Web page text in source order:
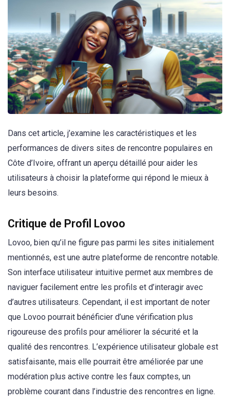
Dans cet article, j’examine les caractéristiques et les
performances de divers sites de rencontre populaires en
Côte d’Ivoire, offrant un aperçu détaillé pour aider les
utilisateurs à choisir la plateforme qui répond le mieux à
leurs besoins.
Critique de Profil Lovoo
Lovoo, bien qu’il ne figure pas parmi les sites initialement
mentionnés, est une autre plateforme de rencontre notable.
Son interface utilisateur intuitive permet aux membres de
naviguer facilement entre les profils et d’interagir avec
d’autres utilisateurs. Cependant, il est important de noter
que Lovoo pourrait bénéficier d’une vérification plus
rigoureuse des profils pour améliorer la sécurité et la
qualité des rencontres. L’expérience utilisateur globale est
satisfaisante, mais elle pourrait être améliorée par une
modération plus active contre les faux comptes, un
problème courant dans l’industrie des rencontres en ligne.